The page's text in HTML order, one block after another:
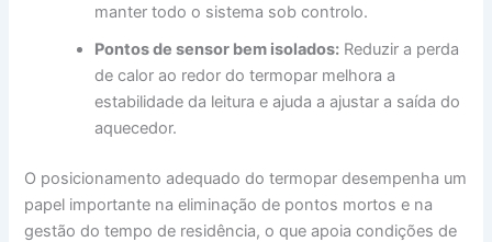
manter todo o sistema sob controlo.
Pontos de sensor bem isolados: Reduzir a perda
de calor ao redor do termopar melhora a
estabilidade da leitura e ajuda a ajustar a saída do
aquecedor.
O posicionamento adequado do termopar desempenha um
papel importante na eliminação de pontos mortos e na
gestão do tempo de residência, o que apoia condições de